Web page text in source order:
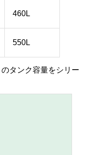
460L
550L
タンク容量をシリー